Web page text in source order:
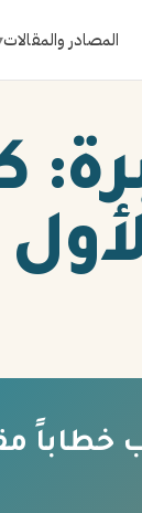
المصادر والمقالات
خطاباً